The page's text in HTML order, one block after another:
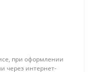
при оформлении
через интернет-